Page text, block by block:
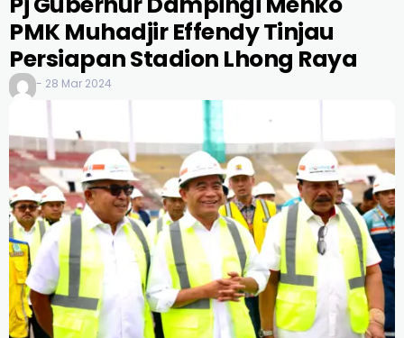
PMK Muhadjir Effendy Tinjau
Persiapan Stadion Lhong Raya
- 28 Mar 2024